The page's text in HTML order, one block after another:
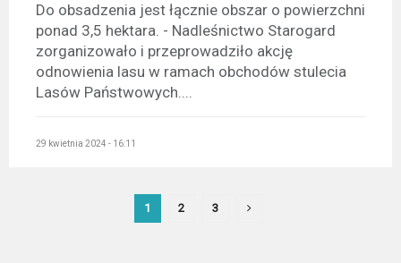
Do obsadzenia jest łącznie obszar o powierzchni
ponad 3,5 hektara. - Nadleśnictwo Starogard
zorganizowało i przeprowadziło akcję
odnowienia lasu w ramach obchodów stulecia
Lasów Państwowych....
29 kwietnia 2024 - 16:11
1 2 3